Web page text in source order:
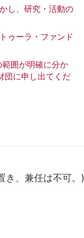
し、研究・活動の
ゥーラ・ファンド
囲が明確に分か
団に申し出てくだ
き、兼任は不可。)